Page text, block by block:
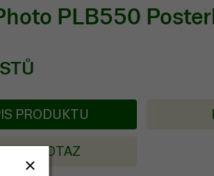
PLB550
PRODUKTU
DOTAZ